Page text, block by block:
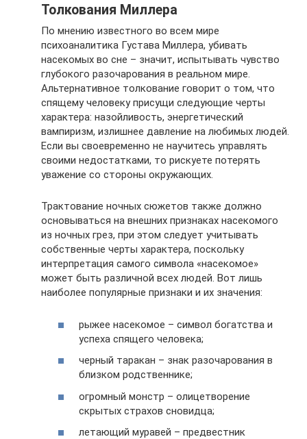
Толкования Миллера
По мнению известного во всем мире
психоаналитика Густава Миллера, убивать
насекомых во сне – значит, испытывать чувство
глубокого разочарования в реальном мире.
Альтернативное толкование говорит о том, что
спящему человеку присущи следующие черты
характера: назойливость, энергетический
вампиризм, излишнее давление на любимых людей.
Если вы своевременно не научитесь управлять
своими недостатками, то рискуете потерять
уважение со стороны окружающих.
Трактование ночных сюжетов также должно
основываться на внешних признаках насекомого
из ночных грез, при этом следует учитывать
собственные черты характера, поскольку
интерпретация самого символа «насекомое»
может быть различной всех людей. Вот лишь
наиболее популярные признаки и их значения:
рыжее насекомое – символ богатства и
успеха спящего человека;
черный таракан – знак разочарования в
близком родственнике;
огромный монстр – олицетворение
скрытых страхов сновидца;
летающий муравей – предвестник